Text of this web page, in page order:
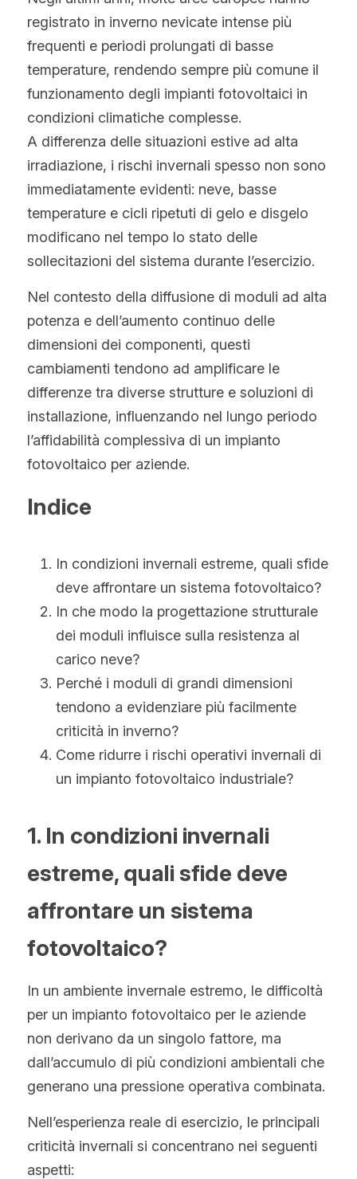
Tecnologia Bifacciale
Tecnologia IBC
Tecnologia HJT
Tecnologia TOPCon di Tipo N
Tecnologia di shingled
Offerta a Tempo
La politica del fotovoltaico
Tendenza prezzi fotovoltaico
Maysun Solar Notizie
Inglese
Portoghese
Rumeno
Polacco
Svezia
Greco
Norvegese
Russo
Arabo
Indonesiano
Ceco
Finlandese
Turco
Olandese
Ucraino
Hindi
Bengalese
Tailandese
Slovacco
Giapponese
Coreano
Ebraico
WhatsApp
registrato in inverno nevicate intense più
frequenti e periodi prolungati di basse
temperature, rendendo sempre più comune il
funzionamento degli impianti fotovoltaici in
condizioni climatiche complesse.
A differenza delle situazioni estive ad alta
irradiazione, i rischi invernali spesso non sono
immediatamente evidenti: neve, basse
temperature e cicli ripetuti di gelo e disgelo
modificano nel tempo lo stato delle
sollecitazioni del sistema durante l’esercizio.
Nel contesto della diffusione di moduli ad alta
potenza e dell’aumento continuo delle
dimensioni dei componenti, questi
cambiamenti tendono ad amplificare le
differenze tra diverse strutture e soluzioni di
installazione, influenzando nel lungo periodo
l’affidabilità complessiva di un impianto
fotovoltaico per aziende.
Indice
In condizioni invernali estreme, quali sfide
deve affrontare un sistema fotovoltaico?
In che modo la progettazione strutturale
dei moduli influisce sulla resistenza al
carico neve?
Perché i moduli di grandi dimensioni
tendono a evidenziare più facilmente
criticità in inverno?
Come ridurre i rischi operativi invernali di
un impianto fotovoltaico industriale?
1. In condizioni invernali
estreme, quali sfide deve
affrontare un sistema
fotovoltaico?
In un ambiente invernale estremo, le difficoltà
per un impianto fotovoltaico per le aziende
non derivano da un singolo fattore, ma
dall’accumulo di più condizioni ambientali che
generano una pressione operativa combinata.
Nell’esperienza reale di esercizio, le principali
criticità invernali si concentrano nei seguenti
aspetti: